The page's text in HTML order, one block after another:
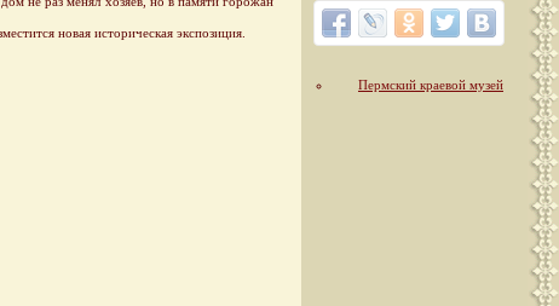
новая историческая экспозиция.
Пермский краевой музей